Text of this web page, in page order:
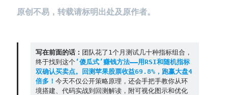
普通人的5个常见投资错误，可能让你多干12年才能退休
涨了怕踏空、跌了怕深套？这个模型把NVDA两次恐慌底都抓住了（附
源代码）
Contact：
原创不易，转载请标明出处及原作者。
写在前面的话： 团队花了1个月测试几十种指标组合，
终于找到这个‘傻瓜式’赚钱方法——用RSI和随机指标
双确认买卖点。回测苹果股票收益69.8%，跑赢大盘4
倍多！ 今天不仅公开策略原理，还会手把手教你从环
境搭建、代码实战到回测解读，附可视化图示和优化